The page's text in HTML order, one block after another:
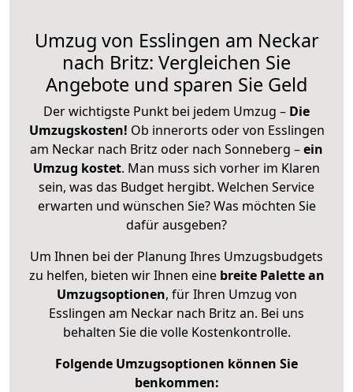
Umzug von Esslingen am Neckar
nach Britz: Vergleichen Sie
Angebote und sparen Sie Geld
Der wichtigste Punkt bei jedem Umzug – Die
Umzugskosten! Ob innerorts oder von Esslingen
am Neckar nach Britz oder nach Sonneberg –ein
Umzug kostet. Man muss sich vorher im Klaren
sein, was das Budget hergibt. Welchen Service
erwarten und wünschen Sie? Was möchten Sie
dafür ausgeben?
Um Ihnen bei der Planung Ihres Umzugsbudgets
zu helfen, bieten wir Ihnen eine breite Palette an
Umzugsoptionen, für Ihren Umzug von
Esslingen am Neckar nach Britz an. Bei uns
behalten Sie die volle Kostenkontrolle.
Folgende Umzugsoptionen können Sie
benkommen: